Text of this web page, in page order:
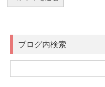
ブログ内検索
索: